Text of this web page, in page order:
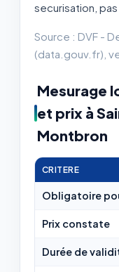
securisation,
Source : DVF -
(data.gouv.fr),
Mesurage
et prix à
Montbron
CRITERE
Obligatoire
Prix constate
Durée de